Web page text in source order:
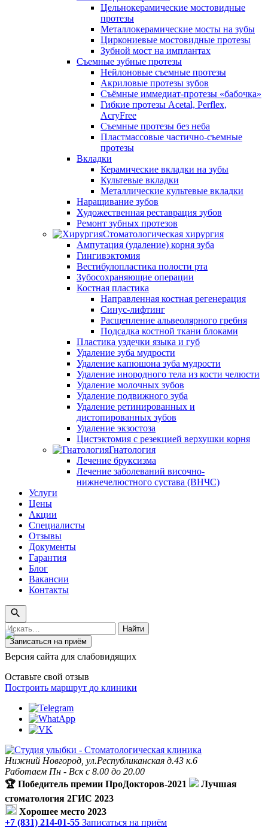
Цельнокерамические мостовидные
протезы
Металлокерамические мосты на зубы
Циркониевые мостовидные протезы
Зубной мост на имплантах
Съемные зубные протезы
Нейлоновые съемные протезы
Акриловые протезы зубов
Съёмные иммедиат‑протезы «бабочка»
Гибкие протезы Acetal, Perflex,
AcryFree
Съемные протезы без неба
Пластмассовые частично-съемные
протезы
Вкладки
Керамические вкладки на зубы
Культевые вкладки
Металлические культевые вкладки
Наращивание зубов
Художественная реставрация зубов
Ремонт зубных протезов
Стоматологическая хирургия
Ампутация (удаление) корня зуба
Гингивэктомия
Вестибулопластика полости рта
Зубосохраняющие операции
Костная пластика
Направленная костная регенерация
Синус-лифтинг
Расщепление альвеолярного гребня
Подсадка костной ткани блоками
Пластика уздечки языка и губ
Удаление зуба мудрости
Удаление капюшона зуба мудрости
Удаление инородного тела из кости челюсти
Удаление молочных зубов
Удаление подвижного зуба
Удаление ретинированных и
дистопированных зубов
Удаление экзостоза
Цистэктомия с резекцией верхушки корня
Гнатология
Лечение бруксизма
Лечение заболеваний височно-
нижнечелюстного сустава (ВНЧС)
Услуги
Цены
Акции
Специалисты
Отзывы
Документы
Гарантия
Блог
Вакансии
Контакты
Поиск
по
сайту
Найти
Записаться на приём
Версия сайта для слабовидящих
Оставьте свой отзыв
Построить маршрут до клиники
Нижний Новгород, ул.Республиканская д.43 к.6
Работаем Пн - Вск с 8.00 до 20.00
🏆 Победитель премии ПроДокторов-2021
Лучшая
стоматология 2ГИС 2023
Хорошее место 2023
+7 (831) 214-01-55 Записаться на приём